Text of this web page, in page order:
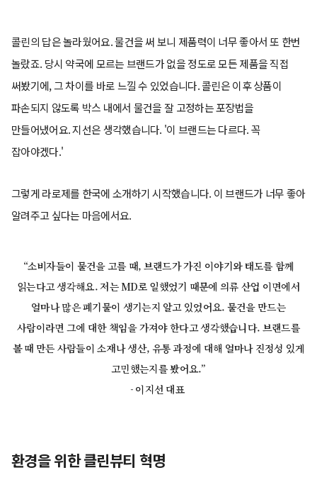
콜린의 답은 놀라웠어요. 물건을 써 보니 제품력이 너무 좋아서 또 한번
놀랐죠. 당시 약국에 모르는 브랜드가 없을 정도로 모든 제품을 직접
써봤기에, 그 차이를 바로 느낄 수 있었습니다. 콜린은 이후 상품이
파손되지 않도록 박스 내에서 물건을 잘 고정하는 포장법을
만들어냈어요. 지선은 생각했습니다. '이 브랜드는 다르다. 꼭
잡아야겠다.'
그렇게 라로제를 한국에 소개하기 시작했습니다. 이 브랜드가 너무 좋아
알려주고 싶다는 마음에서요.
“소비자들이 물건을 고를 때, 브랜드가 가진 이야기와 태도를 함께
읽는다고 생각해요. 저는 MD로 일했었기 때문에 의류 산업 이면에서
얼마나 많은 폐기물이 생기는지 알고 있었어요. 물건을 만드는
사람이라면 그에 대한 책임을 가져야 한다고 생각했습니다. 브랜드를
볼 때 만든 사람들이 소재나 생산, 유통 과정에 대해 얼마나 진정성 있게
고민했는지를 봤어요.”
- 이지선 대표
환경을 위한 클린뷰티 혁명